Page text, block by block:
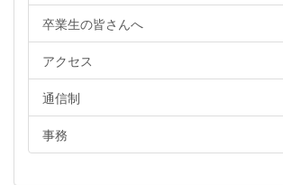
卒業生の皆さんへ
アクセス
通信制
事務